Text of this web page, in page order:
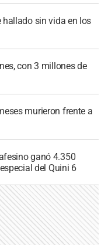
hallado sin vida en los
con 3 millones de
murieron frente a
ganó 4.350
del Quini 6